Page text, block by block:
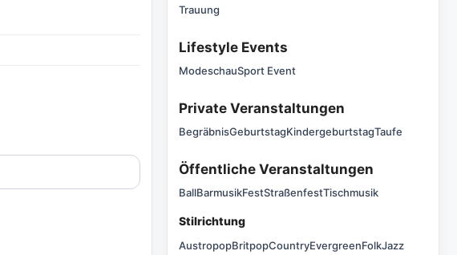
Trauung
Lifestyle Events
ModeschauSport Event
Private Veranstaltungen
BegräbnisGeburtstagKindergeburtstagTaufe
Öffentliche Veranstaltungen
BallBarmusikFestStraßenfestTischmusik
Stilrichtung
AustropopBritpopCountryEvergreenFolkJazz